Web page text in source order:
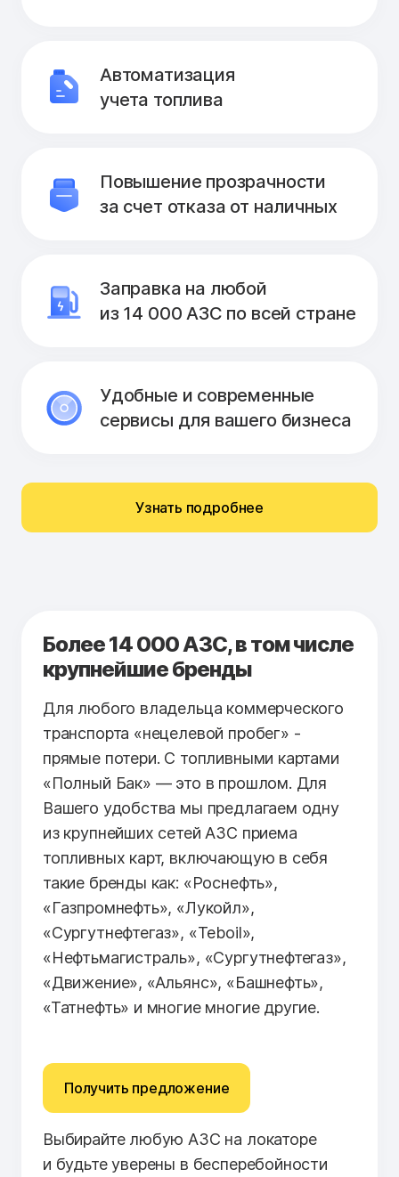
Автоматизация
учета топлива
Повышение прозрачности
за счет отказа от наличных
Заправка на любой
из 14 000 АЗС по всей стране
Удобные и современные
сервисы для вашего бизнеса
Узнать подробнее
Более 14 000 АЗС, в том числе
крупнейшие бренды
Для любого владельца коммерческого
транспорта «нецелевой пробег» -
прямые потери. С топливными картами
«Полный Бак» — это в прошлом. Для
Вашего удобства мы предлагаем одну
из крупнейших сетей АЗС приема
топливных карт, включающую в себя
такие бренды как: «Роснефть»,
«Газпромнефть», «Лукойл»,
«Сургутнефтегаз», «Teboil»,
«Нефтьмагистраль», «Сургутнефтегаз»,
«Движение», «Альянс», «Башнефть»,
«Татнефть» и многие многие другие.
Получить предложение
Выбирайте любую АЗС на локаторе
и будьте уверены в бесперебойности